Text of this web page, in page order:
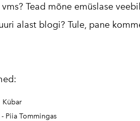
2014
2019
Tead mõne emüslase
alast blogi? Tule, pane
Kübar
- Piia Tommingas